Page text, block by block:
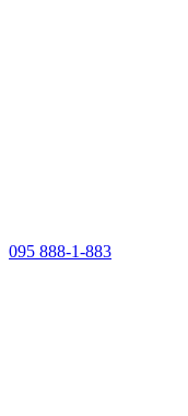
095 888-1-883